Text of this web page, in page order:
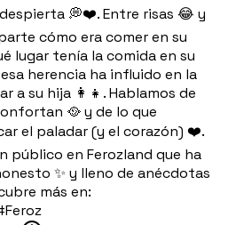
💭❤️. Entre risas 😂 y
cómo era comer en su
lugar tenía la comida en su
herencia ha influido en la
a su hija 👩‍👧. Hablamos de
🥘 y de lo que
el paladar (y el corazón) ❤️.
público en Ferozland que ha
✨ y lleno de anécdotas
más en: